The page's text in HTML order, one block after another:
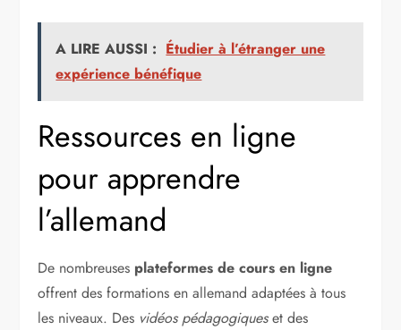
A LIRE AUSSI : Étudier à l’étranger une
expérience bénéfique
Ressources en ligne
pour apprendre
l’allemand
De nombreuses plateformes de cours en ligne
offrent des formations en allemand adaptées à tous
les niveaux. Des vidéos pédagogiqueset des